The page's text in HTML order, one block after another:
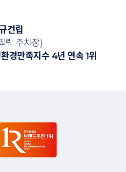
건립
릭 주차장)
경만족지수 4년 연속 1위